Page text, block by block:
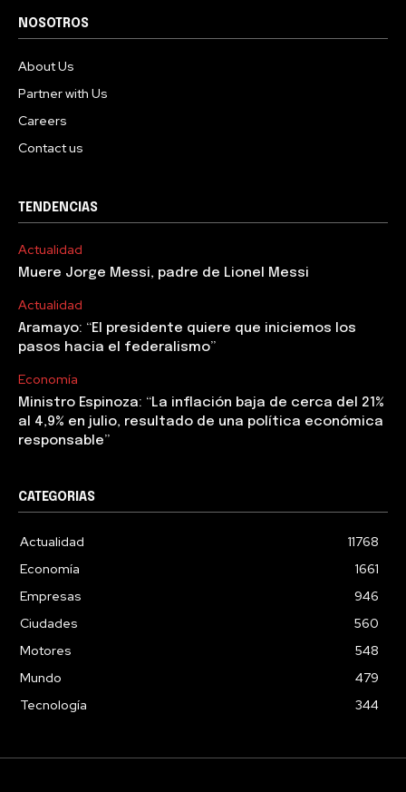
NOSOTROS
About Us
Partner with Us
Careers
Contact us
TENDENCIAS
Actualidad
Muere Jorge Messi, padre de Lionel Messi
Actualidad
Aramayo: “El presidente quiere que iniciemos los
pasos hacia el federalismo”
Economía
Ministro Espinoza: “La inflación baja de cerca del 21%
al 4,9% en julio, resultado de una política económica
responsable”
CATEGORIAS
Actualidad
11768
Economía
1661
Empresas
946
Ciudades
560
Motores
548
Mundo
479
Tecnología
344